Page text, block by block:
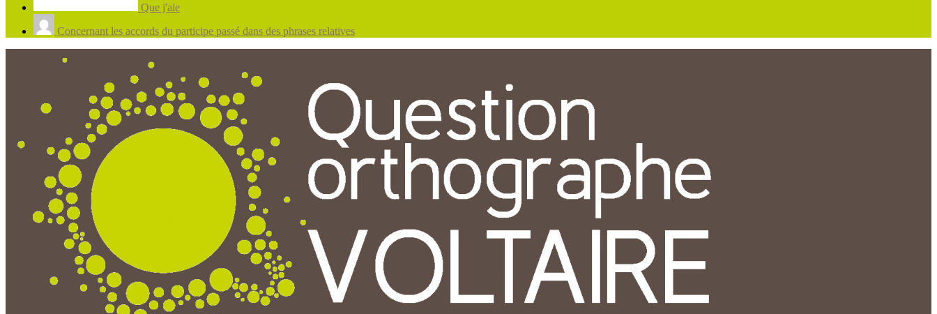
Que j'aie
Concernant les accords du participe passé dans des phrases relatives